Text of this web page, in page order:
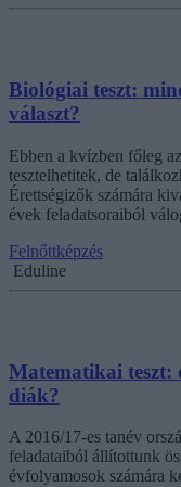
Biológiai teszt:
választ?
Ebben a kvízben főleg
tesztelhetitek, de
Érettségizők számára
évek feladatsoraiból
Felnőttképzés
Eduline
Matematikai teszt:
diák?
A 2016/17-es tanév
feladataiból állítottunk
évfolyamosok számára